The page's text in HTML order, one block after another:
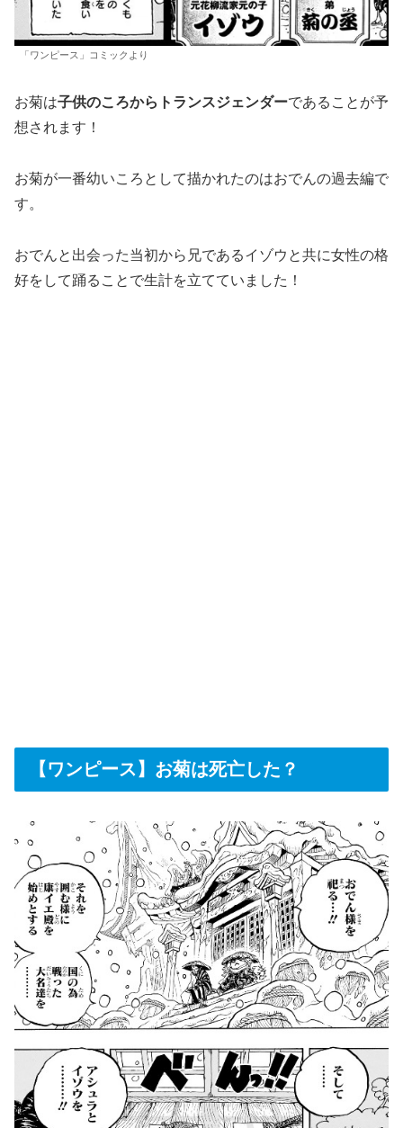
「ワンピース」コミックより
お菊は子供のころからトランスジェンダーであることが予
想されます！
お菊が一番幼いころとして描かれたのはおでんの過去編で
す。
おでんと出会った当初から兄であるイゾウと共に女性の格
好をして踊ることで生計を立てていました！
【ワンピース】お菊は死亡した？